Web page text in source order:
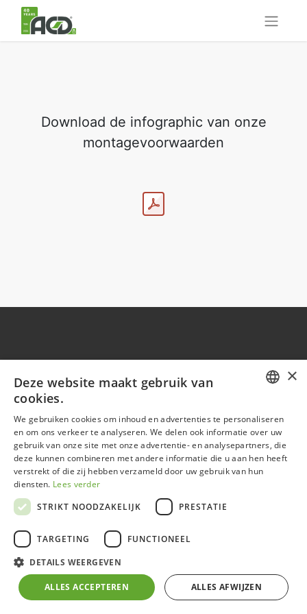
Download de infographic van onze
montagevoorwaarden
Onze site
Startpagina
Showroom
FAQ
Downloads
Algemene voorwaarden
Leveringsvoorwaarden
Montagevoorwaarden
GERMAN
FRENCH
×
Deze website maakt gebruik van
cookies.
We gebruiken cookies om inhoud en advertenties te personaliseren
en om ons verkeer te analyseren. We delen ook informatie over uw
gebruik van onze site met onze advertentie- en analysepartners, die
deze kunnen combineren met andere informatie die u aan hen heeft
verstrekt of die zij hebben verzameld door uw gebruik van hun
diensten. Lees verder
STRIKT NOODZAKELIJK
PRESTATIE
TARGETING FUNCTIONEEL
DETAILS WEERGEVEN
ALLES ACCEPTEREN ALLES AFWIJZEN